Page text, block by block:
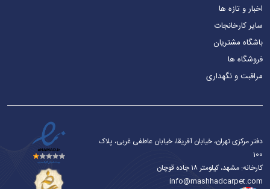
اخبار و تازه ها
سایر کارخانجات
باشگاه مشتریان
فروشگاه ها
مراقبت و نگهداری
دفتر مرکزی تهران، خیابان آفریقا، خیابان عاطفی غربی، پلاک
100
کارخانه: مشهد، کیلومتر ۱۸ جاده قوچان
info@mashhadcarpet.com